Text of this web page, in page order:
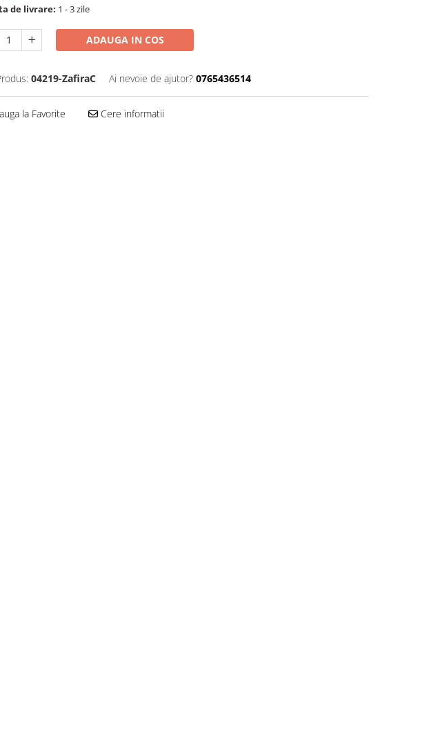
de livrare: 1 - 3 zile
ADAUGA IN COS
04219-ZafiraC Ai nevoie de ajutor? 0765436514
la Favorite Cere informatii